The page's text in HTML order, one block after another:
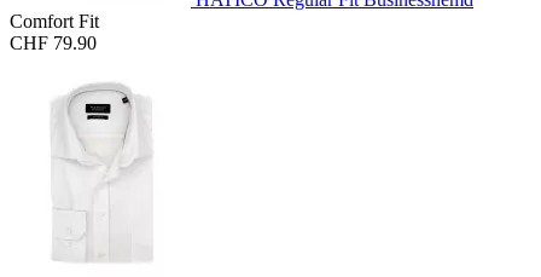
Comfort Fit
CHF 79.90